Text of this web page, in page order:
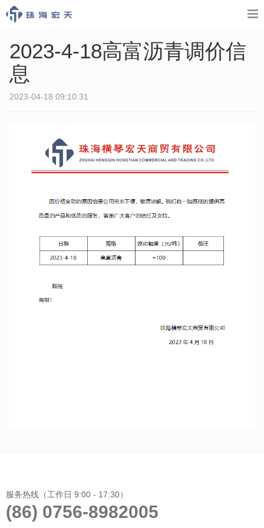
2023-4-18高富沥青调价信
息
2023-04-18 09:10:31
服务热线（工作日 9:00 - 17:30）
(86) 0756-8982005